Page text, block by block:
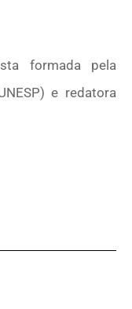
formada pela
e redatora